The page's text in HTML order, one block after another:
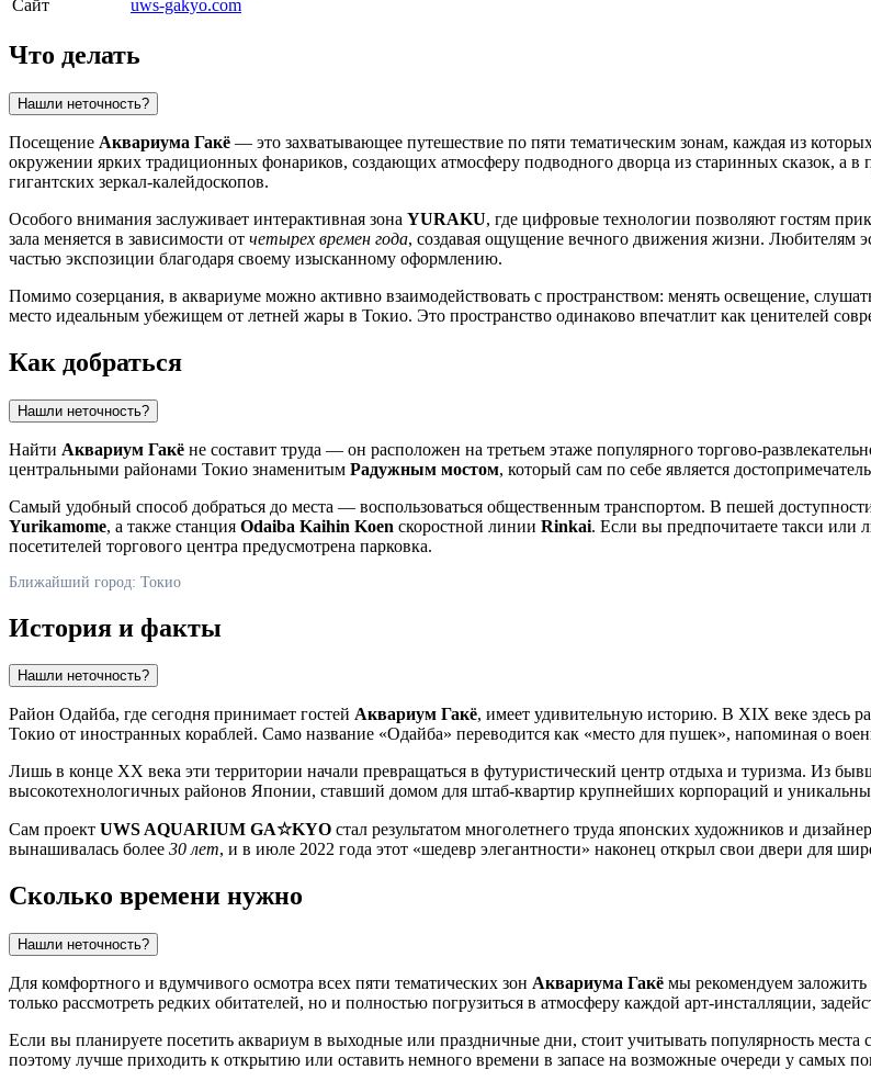
Сайт
uws-gakyo.com
Что делать
Нашли неточность?
Посещение Аквариума Гакё — это захватывающее путешествие по пяти тематическим зонам, каждая из
окружении ярких традиционных фонариков, создающих атмосферу подводного дворца из старинных сказок, а в
гигантских зеркал-калейдоскопов.
Особого внимания заслуживает интерактивная зона YURAKU, где цифровые технологии позволяют гостям
зала меняется в зависимости от четырех времен года, создавая ощущение вечного движения жизни. Любителям
частью экспозиции благодаря своему изысканному оформлению.
Помимо созерцания, в аквариуме можно активно взаимодействовать с пространством: менять освещение,
место идеальным убежищем от летней жары в Токио. Это пространство одинаково впечатлит как ценителей
Как добраться
Нашли неточность?
Найти Аквариум Гакё не составит труда — он расположен на третьем этаже популярного торгово-
центральными районами Токио знаменитым Радужным мостом, который сам по себе является
Самый удобный способ добраться до места — воспользоваться общественным транспортом. В пешей
Yurikamome, а также станция Odaiba Kaihin Koen скоростной линии Rinkai. Если вы предпочитаете такси или
посетителей торгового центра предусмотрена парковка.
Ближайший город: Токио
История и факты
Нашли неточность?
Район Одайба, где сегодня принимает гостей Аквариум Гакё, имеет удивительную историю. В XIX веке здесь
Токио от иностранных кораблей. Само название «Одайба» переводится как «место для пушек», напоминая о
Лишь в конце XX века эти территории начали превращаться в футуристический центр отдыха и туризма. Из
высокотехнологичных районов Японии, ставший домом для штаб-квартир крупнейших корпораций и
Сам проект UWS AQUARIUM GA☆KYO стал результатом многолетнего труда японских художников и
вынашивалась более 30 лет, и в июле 2022 года этот «шедевр элегантности» наконец открыл свои двери для
Сколько времени нужно
Нашли неточность?
Для комфортного и вдумчивого осмотра всех пяти тематических зон Аквариума Гакё мы рекомендуем заложить
только рассмотреть редких обитателей, но и полностью погрузиться в атмосферу каждой арт-инсталляции,
Если вы планируете посетить аквариум в выходные или праздничные дни, стоит учитывать популярность места
поэтому лучше приходить к открытию или оставить немного времени в запасе на возможные очереди у самых